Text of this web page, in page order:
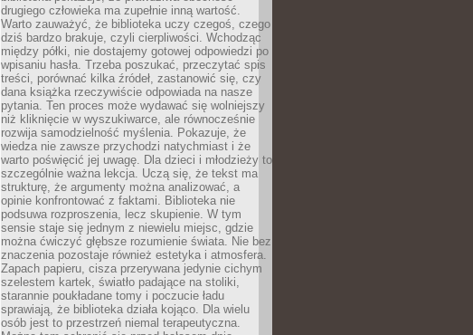
drugiego człowieka ma zupełnie inną wartość.
Warto zauważyć, że biblioteka uczy czegoś, czego
dziś bardzo brakuje, czyli cierpliwości. Wchodząc
między półki, nie dostajemy gotowej odpowiedzi po
wpisaniu hasła. Trzeba poszukać, przeczytać spis
treści, porównać kilka źródeł, zastanowić się, czy
dana książka rzeczywiście odpowiada na nasze
pytania. Ten proces może wydawać się wolniejszy
niż kliknięcie w wyszukiwarce, ale równocześnie
rozwija samodzielność myślenia. Pokazuje, że
wiedza nie zawsze przychodzi natychmiast i że
warto poświęcić jej uwagę. Dla dzieci i młodzieży to
szczególnie ważna lekcja. Uczą się, że tekst ma
strukturę, że argumenty można analizować, a
opinie konfrontować z faktami. Biblioteka nie
podsuwa rozproszenia, lecz skupienie. W tym
sensie staje się jednym z niewielu miejsc, gdzie
można ćwiczyć głębsze rozumienie świata. Nie bez
znaczenia pozostaje również estetyka i atmosfera.
Zapach papieru, cisza przerywana jedynie cichym
szelestem kartek, światło padające na stoliki,
starannie poukładane tomy i poczucie ładu
sprawiają, że biblioteka działa kojąco. Dla wielu
osób jest to przestrzeń niemal terapeutyczna.